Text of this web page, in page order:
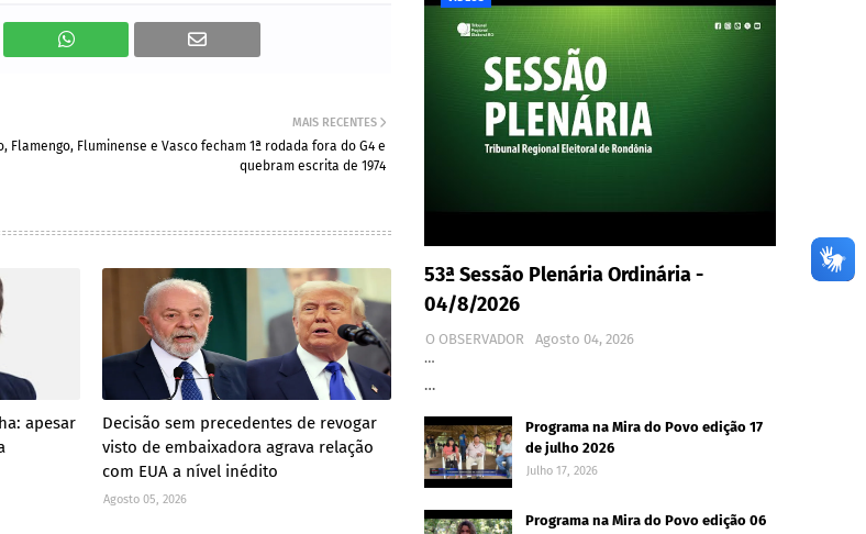
MAIS RECENTES
Flamengo, Fluminense e Vasco fecham 1ª rodada fora do G4 e
quebram escrita de 1974
apesar
Decisão sem precedentes de revogar
visto de embaixadora agrava relação
com EUA a nível inédito
Agosto 05, 2026
53ª Sessão Plenária Ordinária -
04/8/2026
O OBSERVADOR
Agosto 04, 2026
…
…
Programa na Mira do Povo edição 17
de julho 2026
Julho 17, 2026
Programa na Mira do Povo edição 06